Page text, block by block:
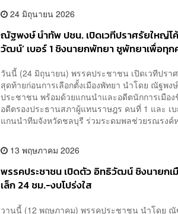
24 มิถุนายน 2026
ณัฐพงษ์ นำทัพ ปชน. เปิดเวทีปราศรัยใหญ่โ
วัฒน์’ เบอร์ 1 ชิงนายกพัทยา ชูพัทยาเพื่อทุก
วันนี้ (24 มิถุนายน) พรรคประชาชน เปิดเวทีปร
สุดท้ายก่อนการเลือกตั้งเมืองพัทยา นำโดย ณัฐพ
ประชาชน พร้อมด้วยแกนนำและอดีตนักการเมือ
อดีตรองประธานสภาผู้แทนราษฎร คนที่ 1 และ เ
แกนนำทีมจังหวัดชลบุรี ร่วมระดมพลช่วยรณรงค์
13 พฤษภาคม 2026
พรรคประชาชน เปิดตัว อิทธิวัฒน์ ชิงนายก
เล็ก 24 ชม.-งบโปร่งใส
วานนี้ (12 พฤษภาคม) พรรคประชาชน นำโดย